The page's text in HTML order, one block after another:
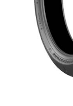
Kontakty